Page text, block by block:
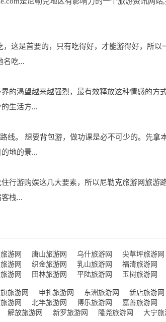
这是首要的，只有吃得好，才能游得好，所
名吃...
的渴望越来越强烈，最有效释放这种情感的
生活方...
线。 想要背包游，做功课是必不可少的。先
地的景...
行游购娱这几大要素，所以尼勒克旅游网旅
栈...
游网 唐山旅游网 乌什旅游网 尖草坪旅游网
游网 织金旅游网 乳山旅游网 福清旅游网
游网 田林旅游网 平陆旅游网 玉树旅游网
旅游网 申扎旅游网 东洲旅游网 新店旅游网
游网 北竿旅游网 博乐旅游网 嘉善旅游网
解放旅游网 新罗旅游网 隆尧旅游网 大宁旅